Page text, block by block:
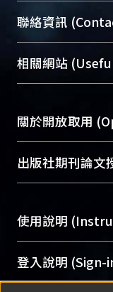
臺大位居世界頂
展現本校豐碩的
機構典藏（
台，成為臺大
成果。
To permanently
profiles and
services of
聯絡資訊
總館學科館員
醫學圖書館學科
Sciences Library)
相關網站
關於開放取用
開放取用是從使
動，應用在學術
用逐年攀升。同
Archive）平台。
出版社期刊論
含部分內容的
助與合作完成
意提供此授權
Please
使用說明
網站簡介
使用手冊
登入說明 (Sign-